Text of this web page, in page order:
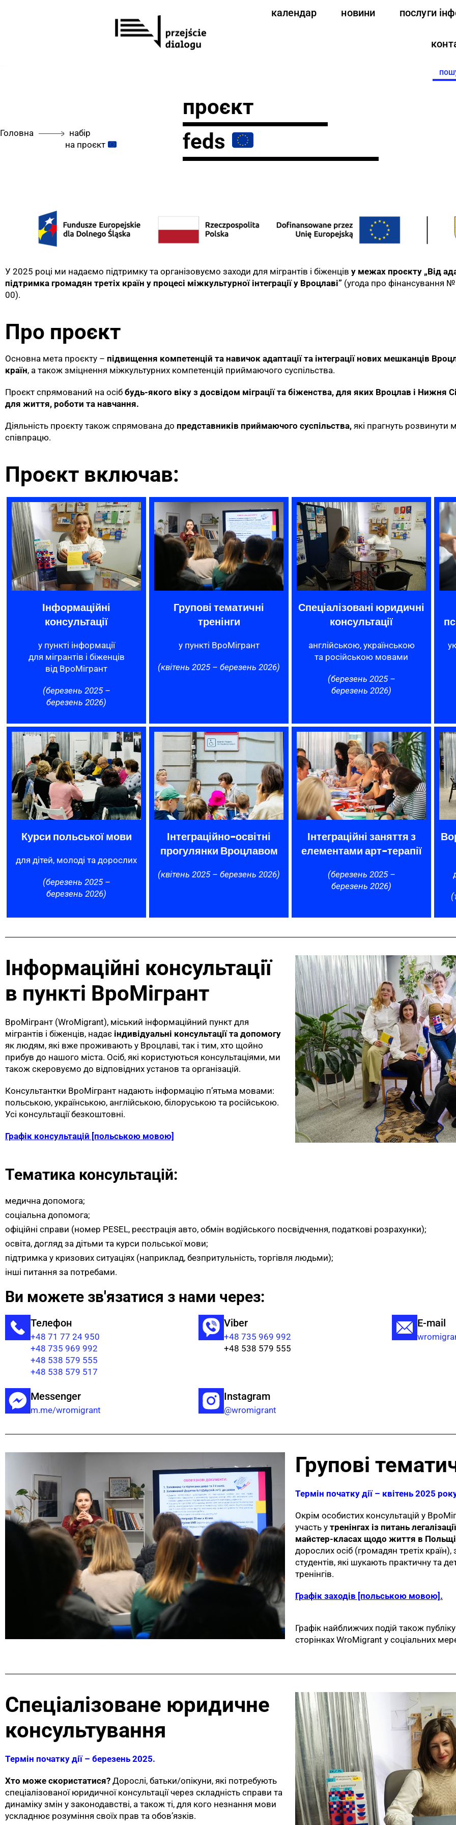
календар новини послуги
for:
Головна
набір
на проєкт
проєкт
feds
У 2025 роцi ми надаємо підтримку та організовуємо заходи для мігрантiв і біженцiв у межах проєкту „Від
підтримка громадян третіх країн у процесі міжкультурної інтеграції у Вроцлаві” (угода про фінансування
00).
Про проєкт
Основна мета проєкту – підвищення компетенцій та навичок адаптації та інтеграції нових мешканців
країн, а також зміцнення міжкультурних компетенцій приймаючого суспільства.
Проєкт спрямований на осіб будь-якого віку з досвідом міграції та біженства, для яких Вроцлав і Нижня
для життя, роботи та навчання.
Діяльність проєкту також спрямована до представників приймаючого суспільства, які прагнуть розвинути
співпрацю.
Проєкт включав:
Інформаційні
консультації
у пункті інформації
для мігрантів і біженців
від ВроМігрант
(березень 2025 –
березень 2026)
Групові тематичні
тренінги
у пункті ВроМігрант
(квітень 2025 – березень 2026)
Спеціалізовані юридичні
консультації
англійською, українською
та російською мовами
(березень 2025 –
березень 2026)
Курси польської мови
для дітей, молоді та дорослих
(березень 2025 –
березень 2026)
Інтеграційно-освітні
прогулянки Вроцлавом
(квітень 2025 – березень 2026)
Інтеграційні заняття з
елементами арт-терапії
(березень 2025 –
березень 2026)
Інформаційні консультації
в пункті ВроМігрант
ВроМігрант (WroMigrant), міський інформаційний пункт для
мігрантів і біженців, надає індивідуальні консультації та допомогу
як людям, які вже проживають у Вроцлаві, так і тим, хто щойно
прибув до нашого міста. Осіб, які користуються консультаціями, ми
також скеровуємо до відповідних установ та організацій.
Консультантки ВроМігрант надають інформацію п’ятьма мовами:
польською, українською, англійською, білоруською та російською.
Усі консультації безкоштовні.
Графік консультацій [польською мовою]
Тематика консультацій:
медична допомога;
соціальна допомога;
офіційні справи (номер PESEL, реєстрація авто, обмін водійського посвідчення, податкові розрахунки);
освіта, догляд за дітьми та курси польської мови;
підтримка у кризових ситуаціях (наприклад, безпритульність, торгівля людьми);
iнші питання за потребами.
Ви можете зв'язатися з нами через:
Телефон
+48 71 77 24 950
+48 735 969 992
+48 538 579 555
+48 538 579 517
Viber
+48 735 969 992
+48 538 579 555
E-mail
Messenger
m.me/wromigrant
Instagram
@wromigrant
Групові
Термін початку дії – квітень 2025
Окрім особистих консультацій у
участь у тренінгах із питань
майстер-класах щодо життя в Польщі
дорослих осіб (громадян третіх країн),
студентів, які шукають практичну та
тренінгів.
Графік заходів [польською мовою].
Графік найближчих подій також
сторінках WroMigrant у соціальних
Спеціалізоване юридичне
консультування
Термін початку дії – березень 2025.
Хто може скористатися? Дорослі, батьки/опікуни, які потребують
спеціалізованої юридичної консультації через складність справи та
динаміку змін у законодавстві, а також ті, для кого незнання мови
ускладнює розуміння своїх прав та обов’язків.